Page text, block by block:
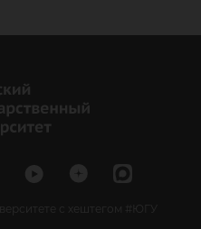
с хештегом #ЮГУ